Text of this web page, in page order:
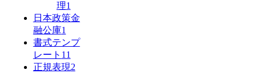
理1
日本政策金
融公庫1
書式テンプ
レート 11
正規表現2